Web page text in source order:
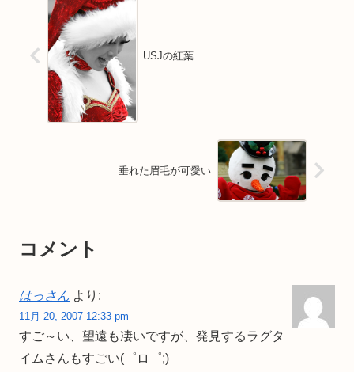
USJの紅葉
垂れた眉毛が可愛い
コメント
はっさん より:
11月 20, 2007 12:33 pm
すご～い、望遠も凄いですが、発見するラグタ
イムさんもすごい(゜ロ゜;)